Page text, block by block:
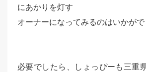
にあかりを灯す
オーナーになってみるのはいかがで
必要でしたら、しょっぴーも三重